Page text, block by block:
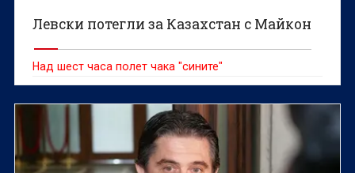
Левски потегли за Казахстан с Майкон
Над шест часа полет чака "сините"